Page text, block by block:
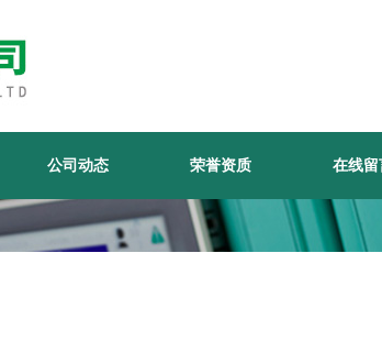
公司动态 荣誉资质 在线留